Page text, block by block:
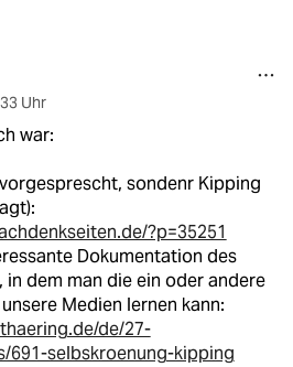
Uhr
war:
sondenr Kipping
?p=35251
Dokumentation des
in dem man die ein oder andere
Medien lernen kann:
de/27-
691-selbskroenung-kipping